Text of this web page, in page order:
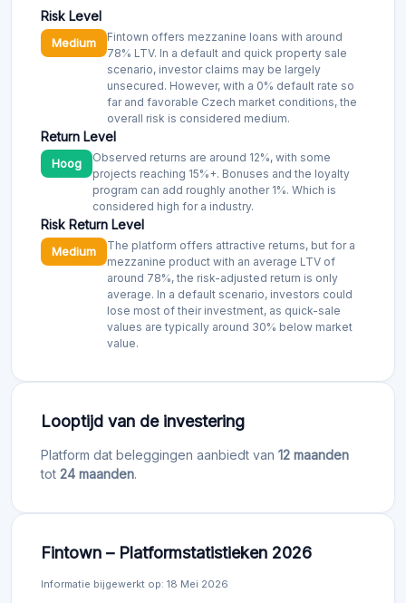
Risk Level
Medium
Fintown offers mezzanine loans with around
78% LTV. In a default and quick property sale
scenario, investor claims may be largely
unsecured. However, with a 0% default rate so
far and favorable Czech market conditions, the
overall risk is considered medium.
Return Level
Hoog
Observed returns are around 12%, with some
projects reaching 15%+. Bonuses and the loyalty
program can add roughly another 1%. Which is
considered high for a industry.
Risk Return Level
Medium
The platform offers attractive returns, but for a
mezzanine product with an average LTV of
around 78%, the risk-adjusted return is only
average. In a default scenario, investors could
lose most of their investment, as quick-sale
values are typically around 30% below market
value.
Looptijd van de investering
Platform dat beleggingen aanbiedt van 12 maanden
tot 24 maanden.
Fintown – Platformstatistieken 2026
Informatie bijgewerkt op: 18 Mei 2026